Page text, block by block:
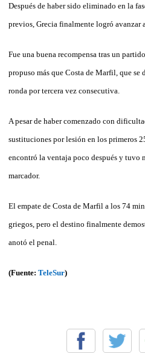
Después de haber sido eliminado en la
previos, Grecia finalmente logró avanzar
Fue una buena recompensa tras un
propuso más que Costa de Marfil, que
ronda por tercera vez consecutiva.
A pesar de haber comenzado con
sustituciones por lesión en los primeros
encontró la ventaja poco después y tuvo
marcador.
El empate de Costa de Marfil a los 74
griegos, pero el destino finalmente
anotó el penal.
(Fuente: TeleSur)